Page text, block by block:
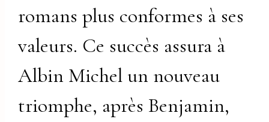
romans plus conformes à ses
valeurs. Ce succès assura à
Albin Michel un nouveau
triomphe, après Benjamin,